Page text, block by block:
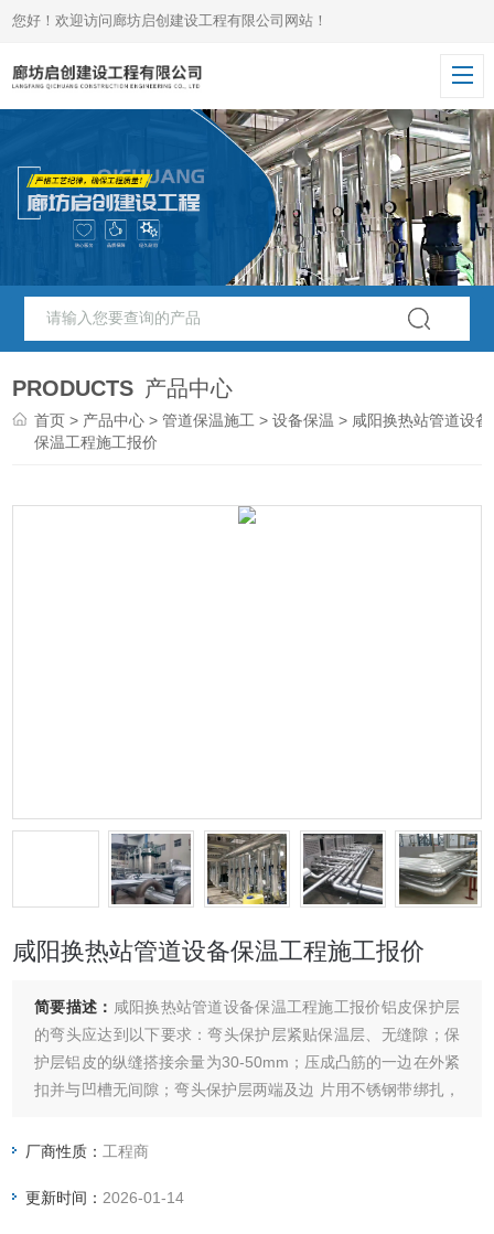
您好！欢迎访问廊坊启创建设工程有限公司网站！
PRODUCTS 产品中心
首页 > 产品中心 >管道保温施工 >设备保温 > 咸阳换热站管道设备
保温工程施工报价
咸阳换热站管道设备保温工程施工报价
简要描述： 咸阳换热站管道设备保温工程施工报价铝皮保护层
的弯头应达到以下要求：弯头保护层紧贴保温层、无缝隙；保
护层铝皮的纵缝搭接余量为30-50mm；压成凸筋的一边在外紧
扣并与凹槽无间隙；弯头保护层两端及边 片用不锈钢带绑扎，
厂商性质： 工程商
更新时间： 2026-01-14